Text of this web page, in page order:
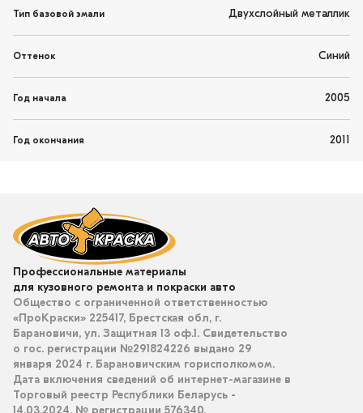
Тип базовой эмали Двухслойный металлик
Оттенок Синий
Год начала 2005
Год окончания 2011
Профессиональные материалы
для кузовного ремонта и покраски авто
Общество с ограниченной ответственностью
«ПроКраски» 225417, Брестская обл, г.
Барановичи, ул. Защитная 13 оф.1. Свидетельство
о гос. регистрации №291824226 выдано 29
января 2024 г. Барановичским горисполкомом.
Дата включения сведений об интернет-магазине в
Торговый реестр Республики Беларусь -